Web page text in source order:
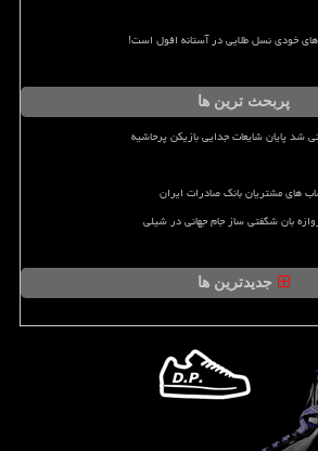
خودی نسل طلایی در آستانه افول است!
پربحث ترین ها
شد پایان شایعات جدایی بازیکن پرحاشیه
های مشتریان بانک صادرات ایران
بان شگفتی ساز جام جهانی در شیلی
جدیدترین ها